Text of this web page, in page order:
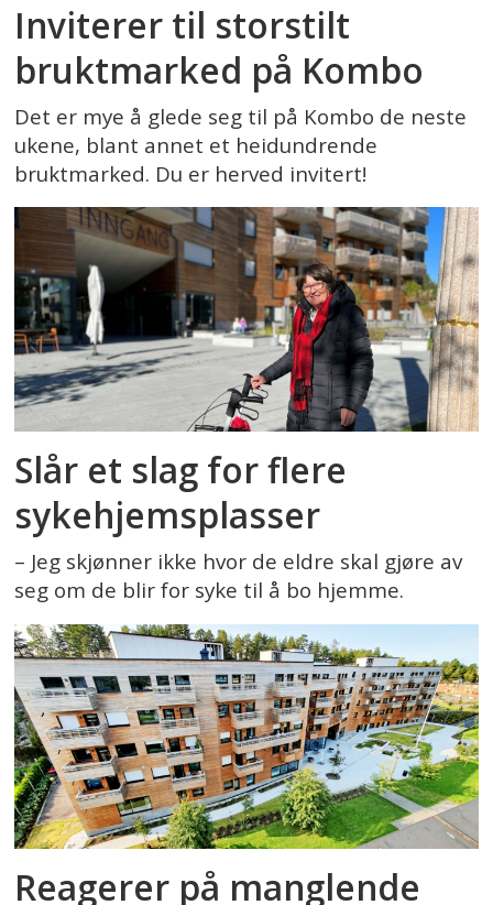
Inviterer til storstilt
bruktmarked på Kombo
Det er mye å glede seg til på Kombo de neste
ukene, blant annet et heidundrende
bruktmarked. Du er herved invitert!
Slår et slag for flere
sykehjemsplasser
– Jeg skjønner ikke hvor de eldre skal gjøre av
seg om de blir for syke til å bo hjemme.
Reagerer på manglende